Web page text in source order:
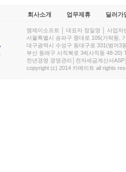
회사소개 업무제휴 딜러가
엠제이소프트 │ 대표자 정일영 │ 사업
서울특별시 송파구 중대로 105(가락동,
대구광역시 수성구 동대구로 331(범어3
부산 동래구 사직북로 34(사직동 48-20)
천년경영 경영관리│전자세금계산서
copyright (c) 2014 카메이트 all rights